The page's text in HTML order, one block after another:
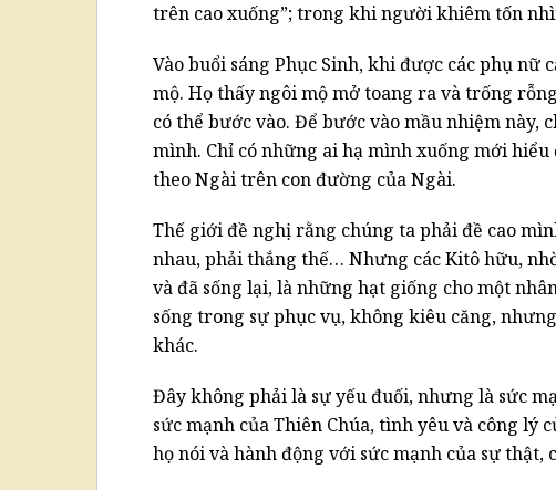
trên cao xuống”; trong khi người khiêm tốn
Vào buổi sáng Phục Sinh, khi được các phụ nữ
mộ. Họ thấy ngôi mộ mở toang ra và trống
có thể bước vào. Để bước vào mầu nhiệm này,
mình. Chỉ có những ai hạ mình xuống mới hiểu
theo Ngài trên con đường của Ngài.
Thế giới đề nghị rằng chúng ta phải đề cao
nhau, phải thắng thế… Nhưng các Kitô hữu,
và đã sống lại, là những hạt giống cho một
sống trong sự phục vụ, không kiêu căng,
khác.
Đây không phải là sự yếu đuối, nhưng là sức
sức mạnh của Thiên Chúa, tình yêu và công lý
họ nói và hành động với sức mạnh của sự thật,